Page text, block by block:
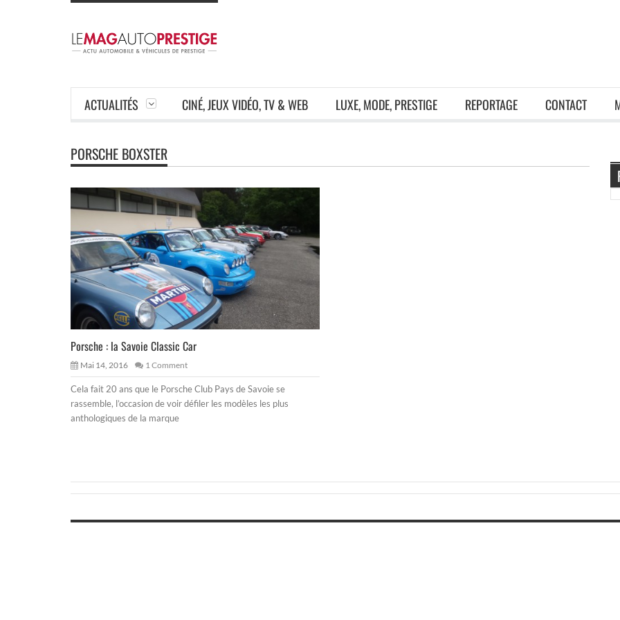
ACTUALITÉS CINÉ, JEUX VIDÉO, TV & WEB LUXE, MODE, PRESTIGE REPORTAGE CONTACT
PORSCHE BOXSTER
Porsche : la Savoie Classic Car
Mai 14, 2016 1 Comment
Cela fait 20 ans que le Porsche Club Pays de Savoie se
rassemble, l’occasion de voir défiler les modèles les plus
anthologiques de la marque